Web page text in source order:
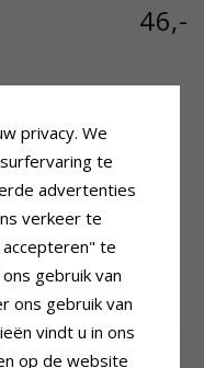
46,-
1,6 mm
42 cm
8,1 Gram
4-5 Weekdagen
OOK
privacy. We
te
advertenties
verkeer te
te
gebruik van
ons gebruik van
vindt u in ons
op de website